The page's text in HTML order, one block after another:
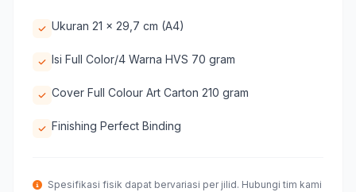
Ukuran 21 x 29,7 cm (A4)
Isi Full Color/4 Warna HVS 70 gram
Cover Full Colour Art Carton 210 gram
Finishing Perfect Binding
Spesifikasi fisik dapat bervariasi per jilid. Hubungi tim kami